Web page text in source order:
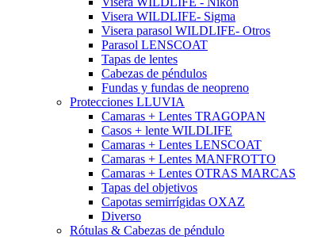
Visera WILDLIFE- Sigma
Visera parasol WILDLIFE- Otros
Parasol LENSCOAT
Tapas de lentes
Cabezas de péndulos
Fundas y fundas de neopreno
Protecciones LLUVIA
Camaras + Lentes TRAGOPAN
Casos + lente WILDLIFE
Camaras + Lentes LENSCOAT
Camaras + Lentes MANFROTTO
Camaras + Lentes OTRAS MARCAS
Tapas del objetivos
Capotas semirrígidas OXAZ
Diverso
Rótulas & Cabezas de péndulo